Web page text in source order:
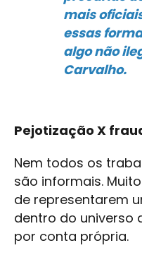
mais
essas
algo não
Carvalho.
Pejotização X
Nem todos os
são informais.
de representarem
dentro do universo
por conta própria.